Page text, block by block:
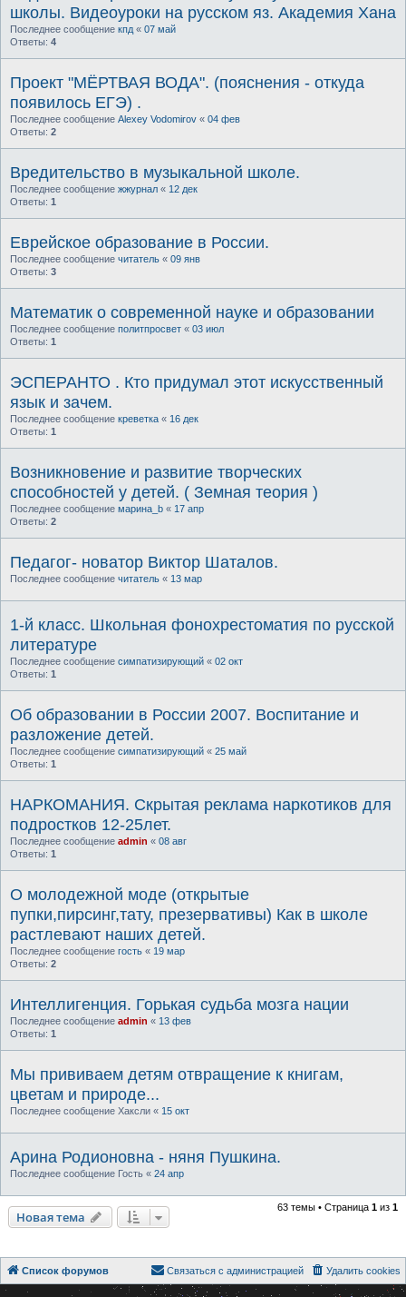
школы. Видеоуроки на русском яз. Академия Хана
Последнее сообщение кпд « 07 май
Ответы: 4
Проект "МЁРТВАЯ ВОДА". (пояснения - откуда
появилось ЕГЭ) .
Последнее сообщение Alexey Vodomirov « 04 фев
Ответы: 2
Вредительство в музыкальной школе.
Последнее сообщение жжурнал « 12 дек
Ответы: 1
Еврейское образование в России.
Последнее сообщение читатель « 09 янв
Ответы: 3
Математик о современной науке и образовании
Последнее сообщение политпросвет « 03 июл
Ответы: 1
ЭСПЕРАНТО . Кто придумал этот искусственный
язык и зачем.
Последнее сообщение креветка « 16 дек
Ответы: 1
Возникновение и развитие творческих
способностей у детей. ( Земная теория )
Последнее сообщение марина_b « 17 апр
Ответы: 2
Педагог- новатор Виктор Шаталов.
Последнее сообщение читатель « 13 мар
1-й класс. Школьная фонохрестоматия по русской
литературе
Последнее сообщение симпатизирующий « 02 окт
Ответы: 1
Об образовании в России 2007. Воспитание и
разложение детей.
Последнее сообщение симпатизирующий « 25 май
Ответы: 1
НАРКОМАНИЯ. Скрытая реклама наркотиков для
подростков 12-25лет.
Последнее сообщение admin « 08 авг
Ответы: 1
О молодежной моде (открытые
пупки,пирсинг,тату, презервативы) Как в школе
растлевают наших детей.
Последнее сообщение гость « 19 мар
Ответы: 2
Интеллигенция. Горькая судьба мозга нации
Последнее сообщение admin « 13 фев
Ответы: 1
Мы прививаем детям отвращение к книгам,
цветам и природе...
Последнее сообщение Хаксли « 15 окт
Арина Родионовна - няня Пушкина.
Последнее сообщение Гость « 24 апр
Новая тема
63 темы • Страница 1 из 1
Список форумов Удалить cookies
Связаться с администрацией